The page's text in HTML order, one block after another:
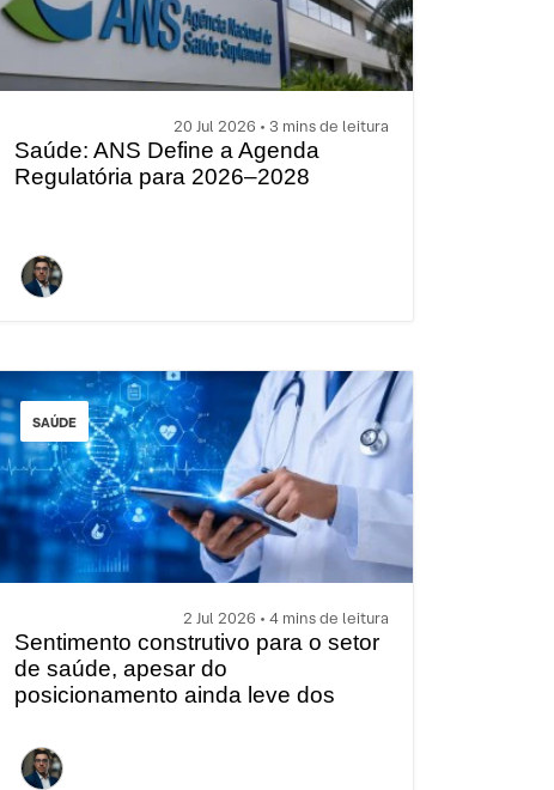
20 Jul 2026 • 3 mins de leitura
Saúde: ANS Define a Agenda
Regulatória para 2026–2028
SAÚDE
2 Jul 2026 • 4 mins de leitura
Sentimento construtivo para o setor
de saúde, apesar do
posicionamento ainda leve dos